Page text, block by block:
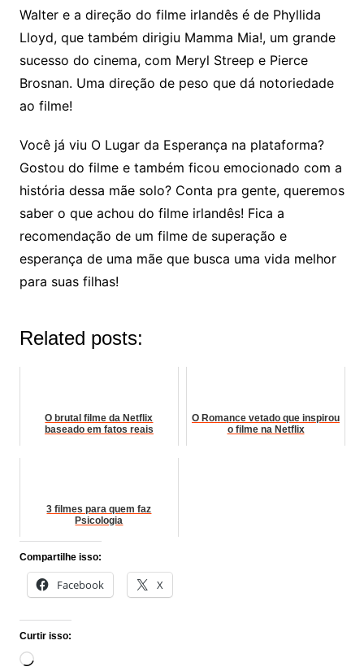
Walter e a direção do filme irlandês é de Phyllida
Lloyd, que também dirigiu Mamma Mia!, um grande
sucesso do cinema, com Meryl Streep e Pierce
Brosnan. Uma direção de peso que dá notoriedade
ao filme!
Você já viu O Lugar da Esperança na plataforma?
Gostou do filme e também ficou emocionado com a
história dessa mãe solo? Conta pra gente, queremos
saber o que achou do filme irlandês! Fica a
recomendação de um filme de superação e
esperança de uma mãe que busca uma vida melhor
para suas filhas!
Related posts:
O brutal filme da Netflix
baseado em fatos reais
O Romance vetado que inspirou
o filme na Netflix
3 filmes para quem faz
Psicologia
Compartilhe isso:
Facebook X
Curtir isso:
Carregando...